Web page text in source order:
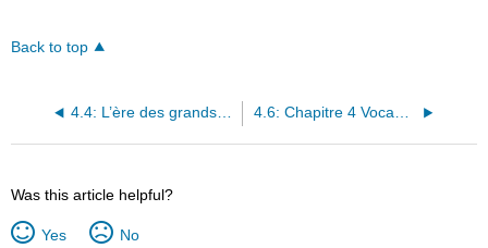
Back to top
4.4: L’ère des grands magasins 4.6: Chapitre 4 Vocabulaire
Was this article helpful?
Yes No